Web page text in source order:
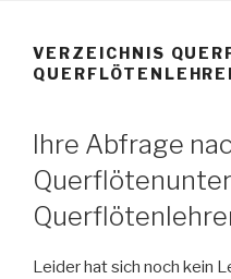
VERZEICHNIS
Ihre Abfrage
Leider hat sich noch kein